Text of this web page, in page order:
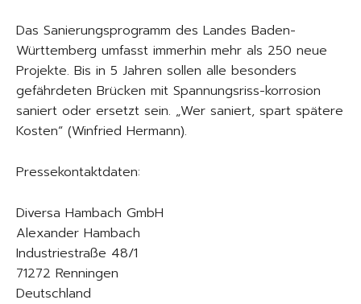
Das Sanierungsprogramm des Landes Baden-
Württemberg umfasst immerhin mehr als 250 neue
Projekte. Bis in 5 Jahren sollen alle besonders
gefährdeten Brücken mit Spannungsriss-korrosion
saniert oder ersetzt sein. „Wer saniert, spart spätere
Kosten“ (Winfried Hermann).
Pressekontaktdaten:
Diversa Hambach GmbH
Alexander Hambach
Industriestraße 48/1
71272 Renningen
Deutschland